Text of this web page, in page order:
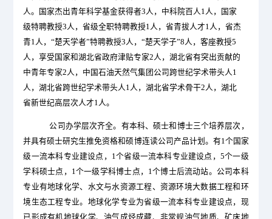
人。国家杰出青年科学基金获得者3人，中科院百人1人，国家
级特聘教授3人，省级全职特聘教授1人，省青拔人才1人，省杰
青1人，“楚天学者”特聘教授3人，“楚天学子”8人，客座教授5
人，享受国家和湖北省政府津贴专家2人，湖北省有突出贡献的
中青年专家2人，中国石油天然气集团公司跨世纪学术带头人1
人，湖北省跨世纪学术带头人1人，湖北省学术骨干2人，湖北
省新世纪高层次人才1人。
公司办学层次齐全。有本科、硕士和博士三个培养层次，
并具有硕士研究生推免资格和硕博连读公司产品计划。有1 个国家
级一流本科专业建设点，1个省级一流本科专业建设点，5个一级
学科硕士点，1个一级学科博士点，1个博士后流动站。公司本科
专业有地球化学、水文与水资源工程、资源环境大数据工程和环
境生态工程专业。地球化学专业为省级一流本科专业建设点，现
已形成有机地球化学、油气成烃成藏、非常规油气地质、矿床地